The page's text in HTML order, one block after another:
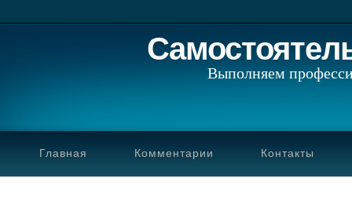
Выполняем
Главная Комментарии Контакты